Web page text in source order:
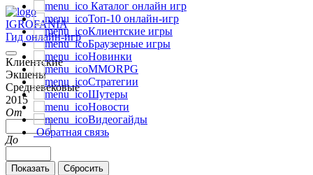
IGROFANIA
Гид онлайн-игр
Клиентские
Экшены
Средневековые
2015
От
До
Каталог онлайн игр
Топ-10 онлайн-игр
Клиентские игры
Браузерные игры
Новинки
MMORPG
Стратегии
Шутеры
Новости
Видеогайды
Обратная связь